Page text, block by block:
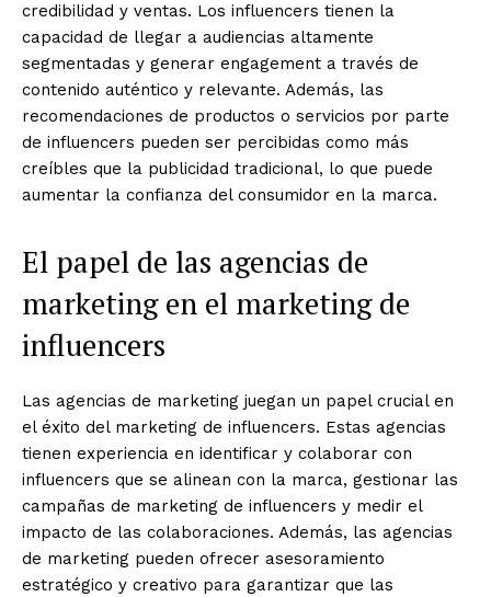
credibilidad y ventas. Los influencers tienen la
capacidad de llegar a audiencias altamente
segmentadas y generar engagement a través de
contenido auténtico y relevante. Además, las
recomendaciones de productos o servicios por parte
de influencers pueden ser percibidas como más
creíbles que la publicidad tradicional, lo que puede
aumentar la confianza del consumidor en la marca.
El papel de las agencias de
marketing en el marketing de
influencers
Las agencias de marketing juegan un papel crucial en
el éxito del marketing de influencers. Estas agencias
tienen experiencia en identificar y colaborar con
influencers que se alinean con la marca, gestionar las
campañas de marketing de influencers y medir el
impacto de las colaboraciones. Además, las agencias
de marketing pueden ofrecer asesoramiento
estratégico y creativo para garantizar que las